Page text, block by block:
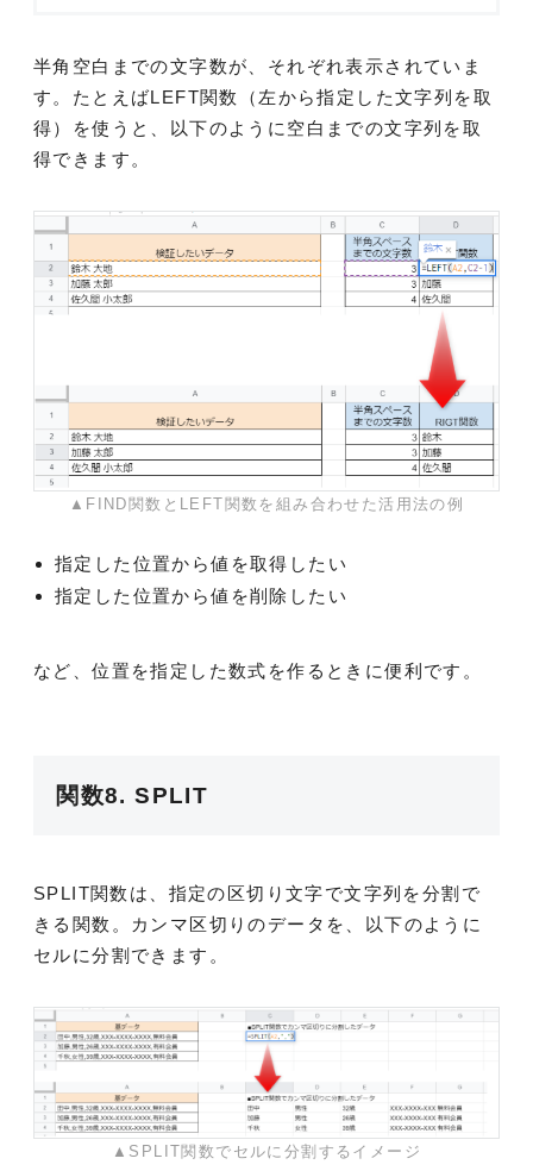
半角空白までの文字数が、それぞれ表示されていま
す。たとえばLEFT関数（左から指定した文字列を取
得）を使うと、以下のように空白までの文字列を取
得できます。
▲FIND関数とLEFT関数を組み合わせた活用法の例
指定した位置から値を取得したい
指定した位置から値を削除したい
など、位置を指定した数式を作るときに便利です。
関数8. SPLIT
SPLIT関数は、指定の区切り文字で文字列を分割で
きる関数。カンマ区切りのデータを、以下のように
セルに分割できます。
▲SPLIT関数でセルに分割するイメージ